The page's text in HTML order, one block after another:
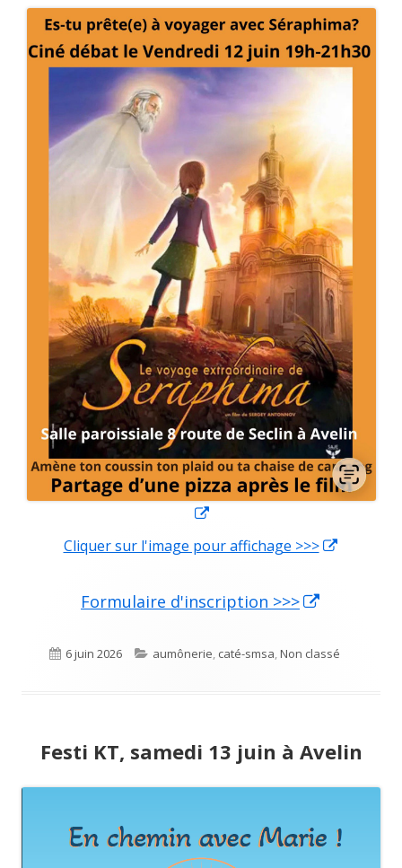
dans
fenêtre
Cliquer sur l'image pour affichage >>>
Formulaire d'inscription >>>
une
Publié
6 juin 2026 Catégories
aumônerie, caté-smsa,Non classé
Festi KT, samedi 13 juin à Avelin